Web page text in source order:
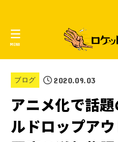
MENU
ブログ 2020.09.03
アニメ化で話
ルドロップア